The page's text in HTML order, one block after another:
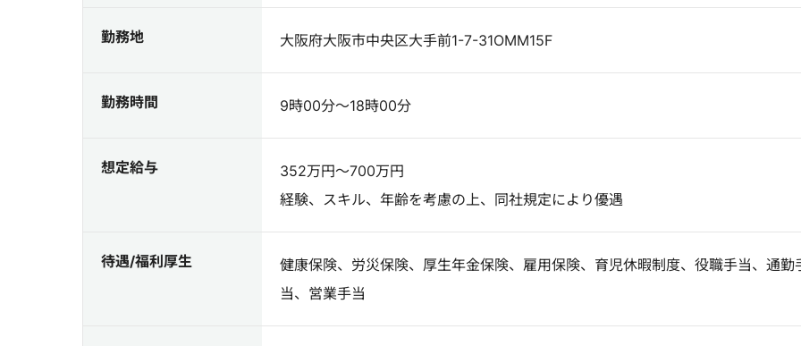
勤務地 大阪府大阪市中央区大手前1-7-31OMM15F
勤務時間 9時00分～18時00分
想定給与
352万円～700万円
経験、スキル、年齢を考慮の上、同社規定により優遇
待遇/福利厚生
健康保険、労災保険、厚生年金保険、雇用保険、育児休暇制度、役職手当、通勤
当、営業手当